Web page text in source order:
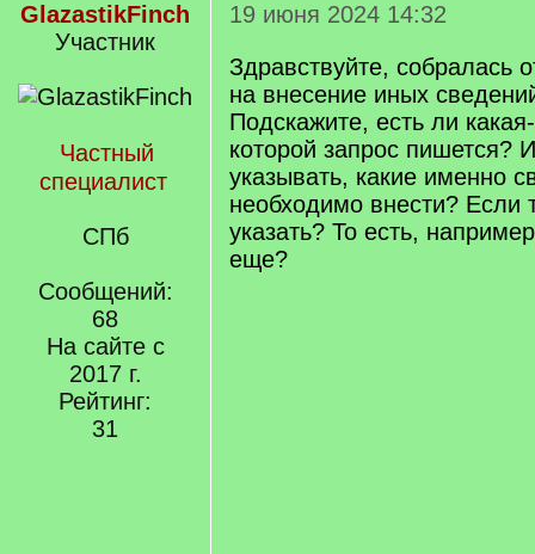
GlazastikFinch
Участник
Частный
специалист
СПб
Сообщений:
68
На сайте с
2017 г.
Рейтинг:
31
19 июня 2024 14:32
Здравствуйте, собралась
на внесение иных
Подскажите, есть ли
которой запрос пишется?
указывать, какие именно
необходимо внести? Если
указать? То есть,
еще?